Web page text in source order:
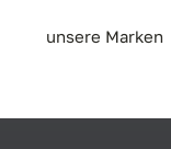
unsere Marken